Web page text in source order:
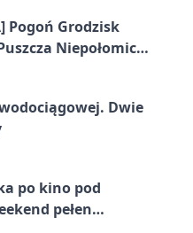
Pogoń Grodzisk
Niepołomice
1. lidze
Dwie
po kino pod
pełen